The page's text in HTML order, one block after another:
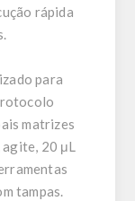
rápida
para
matrizes
20 μL
tampas.